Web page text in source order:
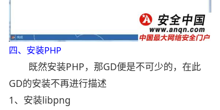
四、安装PHP
既然安装PHP，那GD便是不可少的，在此
GD的安装不再进行描述
1、安装libpng